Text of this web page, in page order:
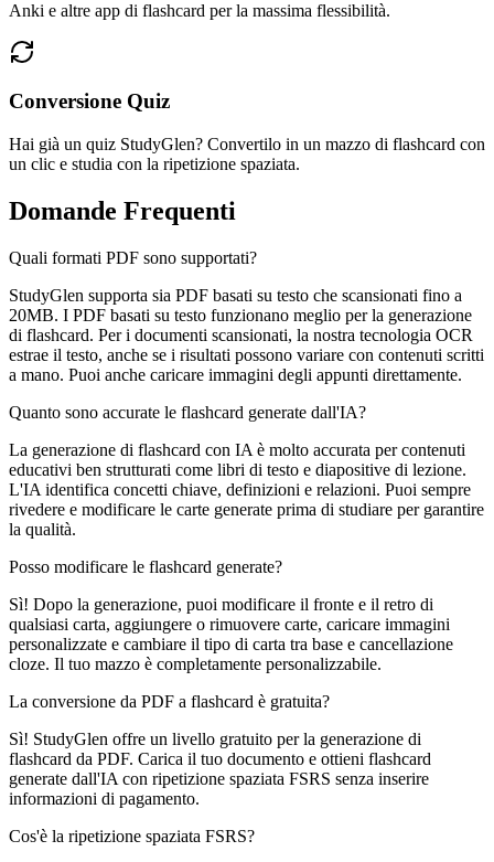
Anki e altre app di flashcard per la massima flessibilità.
Conversione Quiz
Hai già un quiz StudyGlen? Convertilo in un mazzo di flashcard con
un clic e studia con la ripetizione spaziata.
Domande Frequenti
Quali formati PDF sono supportati?
StudyGlen supporta sia PDF basati su testo che scansionati fino a
20MB. I PDF basati su testo funzionano meglio per la generazione
di flashcard. Per i documenti scansionati, la nostra tecnologia OCR
estrae il testo, anche se i risultati possono variare con contenuti scritti
a mano. Puoi anche caricare immagini degli appunti direttamente.
Quanto sono accurate le flashcard generate dall'IA?
La generazione di flashcard con IA è molto accurata per contenuti
educativi ben strutturati come libri di testo e diapositive di lezione.
L'IA identifica concetti chiave, definizioni e relazioni. Puoi sempre
rivedere e modificare le carte generate prima di studiare per garantire
la qualità.
Posso modificare le flashcard generate?
Sì! Dopo la generazione, puoi modificare il fronte e il retro di
qualsiasi carta, aggiungere o rimuovere carte, caricare immagini
personalizzate e cambiare il tipo di carta tra base e cancellazione
cloze. Il tuo mazzo è completamente personalizzabile.
La conversione da PDF a flashcard è gratuita?
Sì! StudyGlen offre un livello gratuito per la generazione di
flashcard da PDF. Carica il tuo documento e ottieni flashcard
generate dall'IA con ripetizione spaziata FSRS senza inserire
informazioni di pagamento.
Cos'è la ripetizione spaziata FSRS?